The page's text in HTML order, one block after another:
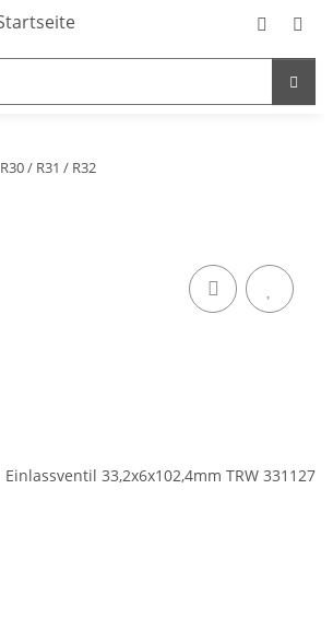
R30 / R31 / R32